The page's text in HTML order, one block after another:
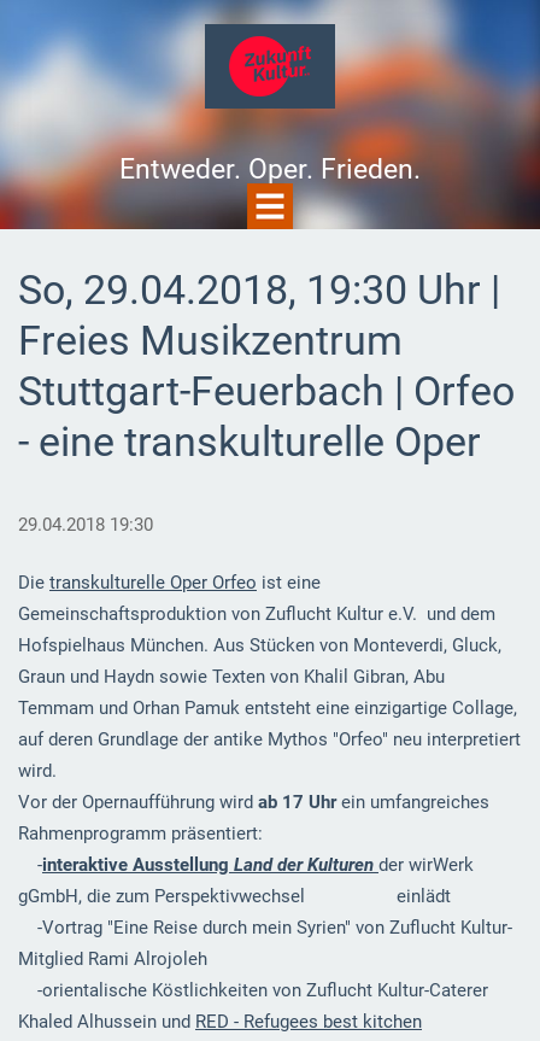
Entweder. Oper. Frieden.
So, 29.04.2018, 19:30 Uhr |
Freies Musikzentrum
Stuttgart-Feuerbach | Orfeo
- eine transkulturelle Oper
29.04.2018 19:30
Die transkulturelle Oper Orfeo ist eine
Gemeinschaftsproduktion von Zuflucht Kultur e.V. und dem
Hofspielhaus München. Aus Stücken von Monteverdi, Gluck,
Graun und Haydn sowie Texten von Khalil Gibran, Abu
Temmam und Orhan Pamuk entsteht eine einzigartige Collage,
auf deren Grundlage der antike Mythos "Orfeo" neu interpretiert
wird.
Vor der Opernaufführung wird ab 17 Uhrein umfangreiches
Rahmenprogramm präsentiert:
-interaktive Ausstellung Land der Kulturen der wirWerk
gGmbH, die zum Perspektivwechsel einlädt
-Vortrag "Eine Reise durch mein Syrien" von Zuflucht Kultur-
Mitglied Rami Alrojoleh
-orientalische Köstlichkeiten von Zuflucht Kultur-Caterer
Khaled Alhussein und RED - Refugees best kitchen